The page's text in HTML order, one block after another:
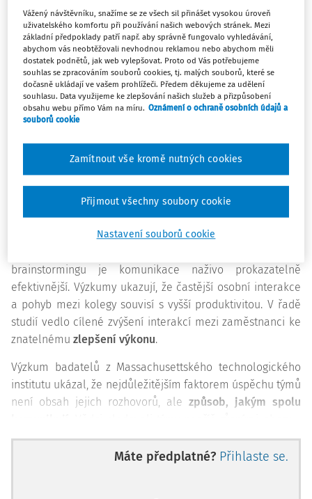
spolupracujeme a rozhodujeme se. Představme si tlupu
lidí u ohně, kteří řeší problém – ti, kdo aktivně
přispívají a dávají najevo souhlas či nesouhlas,
pomáhají skupině lépe se rozhodnout. Naopak ti, kdo
mlčí nebo neprojevují zájem, snižují kvalitu společného
úsudku. Neverbální komunikace tak zůstává klíčovým
prvkem týmové spolupráce odnepaměti.
I když dnes máme k dispozici řadu digitálních nástrojů,
osobní setkání a rozhovory tváří v tvář přetrvávají jako
klíčová forma komunikace. Zprostředkovávají totiž i to, co
online prostředí nedokáže plně nahradit –
neverbálních signálů, jako jsou mimika, tón hlasu, oční
kontakt nebo způsob zapojení do konverzace. Při sdílení
brainstormingu je komunikace naživo prokazatelně
efektivnější. Výzkumy ukazují, že častější osobní interakce
a pohyb mezi kolegy souvisí s vyšší produktivitou. V řadě
studií vedlo cílené zvýšení interakcí mezi zaměstnanci ke
znatelnému zlepšení výkonu.
Výzkum badatelů z Massachusettského technologického
institutu ukázal, že nejdůležitějším faktorem úspěchu týmů
není obsah jejich rozhovorů, ale způsob, jakým spolu
od nemocnic přes banky až po call centra – a vybavili
jejich členy senzory, které zaznamenávaly tón hlasu, řeč
Máte předplatné? Přihlaste se.
Vážený návštěvníku, snažíme se ze všech sil přinášet vysokou úroveň
uživatelského komfortu při používání našich webových stránek. Mezi
základní předpoklady patří např. aby správně fungovalo vyhledávání,
abychom vás neobtěžovali nevhodnou reklamou nebo abychom měli
dostatek podnětů, jak web vylepšovat. Proto od Vás potřebujeme
souhlas se zpracováním souborů cookies, tj. malých souborů, které se
dočasně ukládají ve vašem prohlížeči. Předem děkujeme za udělení
souhlasu. Data využijeme ke zlepšování našich služeb a přizpůsobení
obsahu webu přímo Vám na míru. Oznámení o ochraně osobních údajů a
souborů cookie
Nastavení souborů cookie
Zamítnout vše kromě nutných cookies
Přijmout všechny soubory cookie